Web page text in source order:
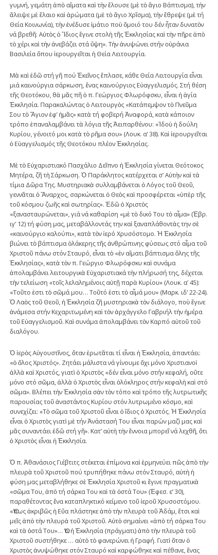
γυμνή, γεμάτη ἀπὸ αἵματα καὶ τὴν ἔλουσε (μὲ τὸ ἅγιο Βάπτισμα), τὴν
ἄλειψε μὲ ἔλαιο καὶ ἀρώματα (μὲ τὸ ἅγιο Χρῖσμα), τὴν ἔθρεψε (μὲ τή
Θεία Κοινωνία), τὴν ἐνέδυσε ἱμάτιο ποὺ ὅμοιό του δέν ἦταν δυνατὸν
νά βρεθῆ: Αὐτὸς ὁ Ἴδιος ἔγινε στολὴ τῆς Ἐκκλησίας καὶ τὴν πῆρε ἀπὸ
τὸ χέρι καὶ τὴν ἀνεβάζει στά ὕψη». Τὴν ἀνυψώνει στήν οὐράνια
Βασιλεία ὅπου ἱερουργεῖται ἡ Θεία Λειτουργία.
Μὰ καὶ ἐδῶ στή γῆ πού Ἐκεῖνος ἔπλασε, κάθε Θεία Λειτουργία εἶναι
μιά καινούργια σάρκωση, ἕνας καινούργιος Εὐαγγελισμός. Στή θέση
τῆς Θεοτόκου, θὰ μᾶς πῆ ὁ π. Γεώργιος Φλωρόφσκυ, εἶναι ἡ ἁγία
Ἐκκλησία. Παρακαλώντας ὁ Λειτουργὸς «Κατάπεμψον τὸ Πνεῦμα
Σου τὸ Ἅγιον ἐφ’ ἡμᾶς» κατὰ τή φοβερή Ἀναφορά, κατὰ κάποιον
τρόπο ἐπαναλαμβάνει τὰ λόγια τῆς Ἀειπαρθένου: «Ἰδοὺ ἡ δούλη
Κυρίου, γένοιτό μοι κατὰ τὸ ρῆμα σου» (Λουκ. α’ 38). Καὶ ἱερουργεῖται
ὁ Εὐαγγελισμός τῆς Θεοτόκου πλέον Ἐκκλησίας.
Μὲ τὸ Εὐχαριστιακό Πασχάλιο Δεῖπνο ἡ Ἐκκλησία γίνεται Θεότοκος
Μητέρα, ζῆ τὴ Σάρκωση. Ὁ Παράκλητος κατέρχεται σ’ Αὐτὴν καὶ τὰ
τίμια Δῶρα Της. Μυστηριακὰ συλλαμβάνεται ὁ Λόγος τοῦ Θεοῦ,
γεννᾶται ὁ Ἄναρχος, σαρκώνεται ὁ Θεὸς καὶ προσφέρεται «ὑπὲρ τῆς
τοῦ κόσμου ζωῆς καὶ σωτηρίας». Ἐδῶ ὁ Χριστὸς
«ξανασταυρώνεται», γιά νά καθαρίση «μὲ τὸ δικό Του τὸ αἷμα» (Ἑβρ.
ιγ’ 12) τή φύση μας, μεταβάλλοντάς την καὶ ξαναπλάθοντὰς την σὲ
«καινούργιο καλούπι», κατὰ τὸν ἱερό Χρυσόστομο. Ἡ Ἐκκλησία
βιώνει τὸ βάπτισμα ὁλάκερης τῆς ἀνθρώπινης φύσεως στό αἷμα τοῦ
Χριστοῦ πάνω στόν Σταυρό, εἶναι τὸ «ἐν αἵματι βάπτισμα ὅλης τῆς
Ἐκκλησίας», κατὰ τὸν π. Γεώργιο Φλωρόφσκυ καὶ συνάμα
ἀπολαμβάνει λειτουργικὰ Εὐχαριστιακά τὴν πλήρωσή της, δέχεται
τὴν τελείωση «τοῖς λελαλημένοις αὐτῇ παρὰ Κυρίου» (Λουκ. α’ 45):
«Τοῦτο ἐστι τὸ σῶμά μου… Τοῦτό ἐστι τὸ αἷμά μου» (Μαρκ. ιδ’ 22-24).
Ὁ Λαὸς τοῦ Θεοῦ, ἡ Ἐκκλησία ζῆ μυστηριακὰ τὸν διάλογο, ποὺ ἔγινε
ἀνάμεσα στήν Κεχαριτωμένη καὶ τὸν ἀρχάγγελο Γαβριήλ τὴν ἡμέρα
τοῦ Εὐαγγελισμοῦ. Καὶ συνάμα ἀπολαμβάνει τὸν Καρπό αὐτοῦ τοῦ
διαλόγου.
Ὁ ἱερὸς Αὐγουστῖνος, ὅταν ἐρωτᾶται τί εἶναι ἡ Ἐκκλησία, ἀπαντάει:
«ὁ ὅλος Χριστός». Ζητάει μάλιστα νά γίνουμε ὄχι μόνο Χριστιανοὶ
ἀλλὰ καὶ Χριστός, γιατὶ ὁ Χριστὸς «δέν εἶναι μόνο στήν κεφαλή, οὔτε
μόνο στό σῶμα, ἀλλὰ ὁ Χριστὸς εἶναι ὁλόκληρος στήν κεφαλὴ καὶ στό
σῶμα». Βλέπει τὴν Ἐκκλησία σὰν τὸν τόπο καὶ τρόπο τῆς λυτρωτικῆς
παρουσίας τοῦ ἀναστάντος Κυρίου στόν λυτρωμένο κόσμο, καὶ
συνεχίζει: «Τὸ σῶμα τοῦ Χριστοῦ εἶναι ὁ ἴδιος ὁ Χριστός. Ἡ Ἐκκλησία
εἶναι ὁ Χριστὸς γιατὶ μὲ τήν Ἀνάστασή Του εἶναι παρών μαζὶ μας καὶ
μᾶς συναντάει ἐδῶ στή γῆ». Κατ’ αὐτὴ τὴν ἔννοια μπορεῖ νά λεχθῆ, ὅτι
ὁ Χριστὸς εἶναι ἡ Ἐκκλησία.
Ὁ π. Ἀθανάσιος Γιέβτιτς στέκεται ἐπίμονα καὶ ἑρμηνεύει πῶς ἀπὸ τὴν
πλευρὰ τοῦ Χριστοῦ πού τρυπήθηκε πάνω στόν Σταυρό, αὐτὴ ἡ
φύση μας μεταβλήθηκε σὲ Ἐκκλησία Χριστοῦ κι ἔγινε πραγματικὰ
«σῶμα Του, ἀπὸ τή σάρκα Του καὶ τὰ ὀστά Του» (Ἐφεσ. ε’ 30),
παραθέτοντας ἕνα καταπληκτικό κείμενο τοῦ ἱεροῦ Χρυσοστόμου.
«Ὅπως ἀκριβῶς ἡ Εὔα πλάστηκε ἀπὸ τὴν πλευρὰ τοῦ Ἀδάμ, ἔτσι καὶ
μεῖς ἀπὸ τὴν πλευρὰ τοῦ Χριστοῦ. Αὐτὸ σημαίνει «ἀπὸ τή σάρκα Του
καὶ τὰ ὀστά Του»… Ὅτι ἡ Ἐκκλησία (πράγματι) ἀπὸ τὴν πλευρὰ τοῦ
Χριστοῦ συστήθηκε … αὐτὸ τὸ φανερώνει ἡ Γραφή. Γιατὶ ὅταν ὁ
Χριστὸς ἀνυψώθηκε στόν Σταυρό καὶ καρφώθηκε καὶ πέθανε, ἕνας